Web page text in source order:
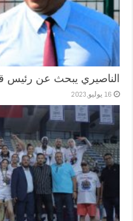
الناصيري يبحث عن رئيس
16 يوليو,2023